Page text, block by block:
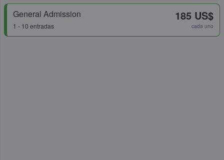
General Admission
1 - 10 entradas
185 US$
cada uno